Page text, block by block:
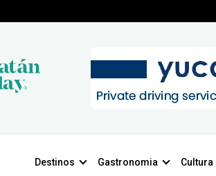
Destinos Gastronomia Cultura